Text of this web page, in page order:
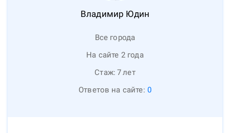
Владимир Юдин
Все города
На сайте 2 года
Стаж: 7лет
Ответов на сайте: 0